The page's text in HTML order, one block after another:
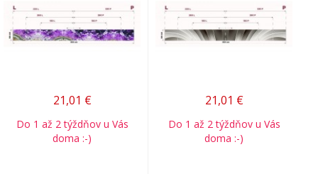
21,01 €
Do 1 až 2 týždňov u Vás
doma :-)
21,01 €
Do 1 až 2 týždňov u Vás
doma :-)